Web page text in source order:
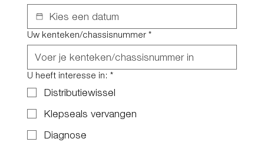
Uw kenteken/chassisnummer *
U heeft interesse in: *
Distributiewissel
Klepseals vervangen
Diagnose